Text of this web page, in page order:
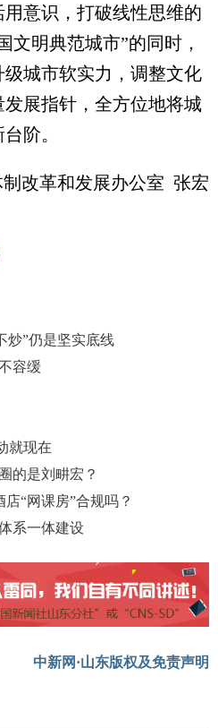
意识，打破线性思维的
文明典范城市”的同时，
城市软实力，调整文化
展指针，全方位地将城
阶。
改革和发展办公室 张宏
炒”仍是坚实底线
容缓
就现在
的是刘畊宏？
店“网课房”合规吗？
系一体建设
中新网·山东版权及免责声明